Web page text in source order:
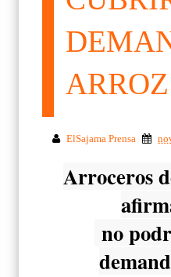
ARROZ
ElSajama Prensa
Arroceros
no